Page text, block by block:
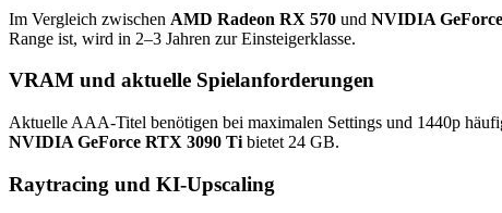
Im Vergleich zwischen AMD Radeon RX 570 und NVIDIA
Range ist, wird in 2–3 Jahren zur Einsteigerklasse.
VRAM und aktuelle Spielanforderungen
Aktuelle AAA-Titel benötigen bei maximalen Settings und 1440p
NVIDIA GeForce RTX 3090 Ti bietet 24 GB.
Raytracing und KI-Upscaling